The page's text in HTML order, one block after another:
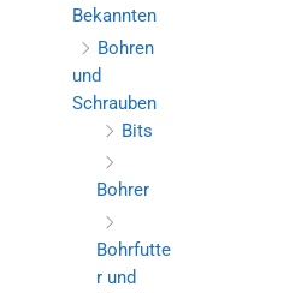
Bekannten
Bohren
und
Schrauben
Bits
Bohrer
Bohrfutte
r und